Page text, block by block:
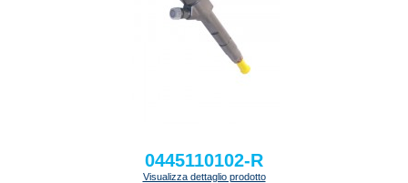
0445110102-R
Visualizza dettaglio prodotto